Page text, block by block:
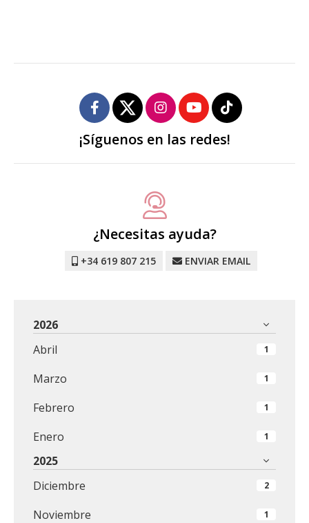
¡Síguenos en las redes!
¿Necesitas ayuda?
+34 619 807 215 ENVIAR EMAIL
2026
Abril
1
Marzo 1
Febrero 1
Enero 1
2025
Diciembre
2
Noviembre 1